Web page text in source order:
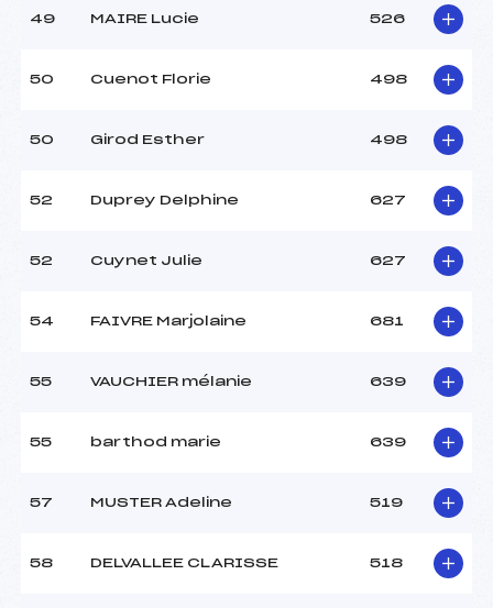
49 MAIRE Lucie 526
50 Cuenot Florie 498
50 Girod Esther 498
52 Duprey Delphine 627
52 Cuynet Julie 627
54 FAIVRE Marjolaine 681
55 VAUCHIER mélanie 639
55 barthod marie 639
57 MUSTER Adeline 519
58 DELVALLEE CLARISSE 518